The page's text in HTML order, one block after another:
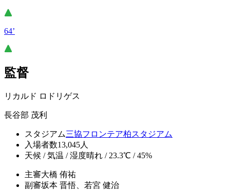
64’
監督
リカルド ロドリゲス
長谷部 茂利
スタジアム三協フロンテア柏スタジアム
入場者数13,045人
天候 / 気温 / 湿度晴れ / 23.3℃ / 45%
主審大橋 侑祐
副審坂本 晋悟、若宮 健治